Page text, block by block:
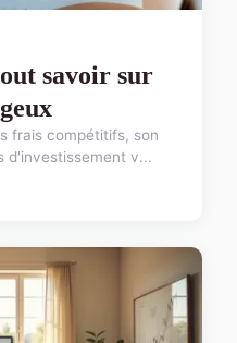
savoir sur
frais compétitifs, son
d'investissement v...